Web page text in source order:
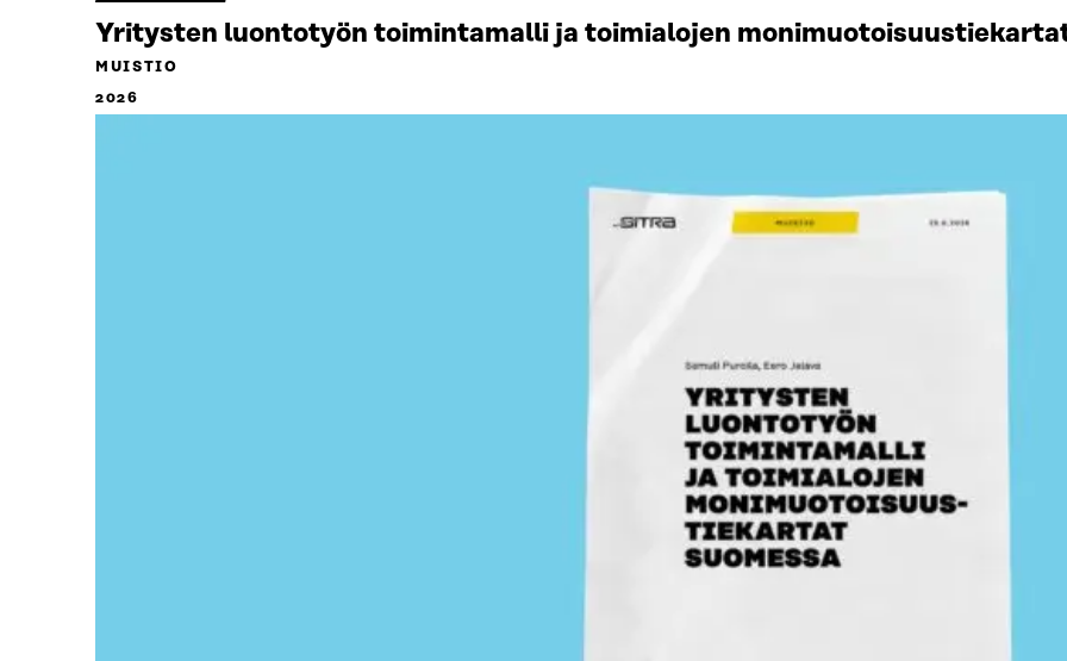
Yritysten luontotyön toimintamalli ja toimialojen
MUISTIO
2026